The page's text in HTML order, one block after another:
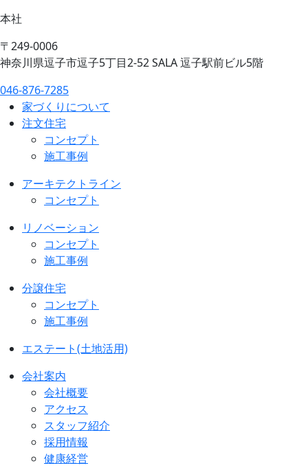
本社
〒249-0006
神奈川県逗子市逗子5丁目2-52 SALA 逗子駅前ビル5階
046-876-7285
家づくりについて
注文住宅
コンセプト
施工事例
アーキテクトライン
コンセプト
リノベーション
コンセプト
施工事例
分譲住宅
コンセプト
施工事例
エステート(土地活用)
会社案内
会社概要
アクセス
スタッフ紹介
採用情報
健康経営